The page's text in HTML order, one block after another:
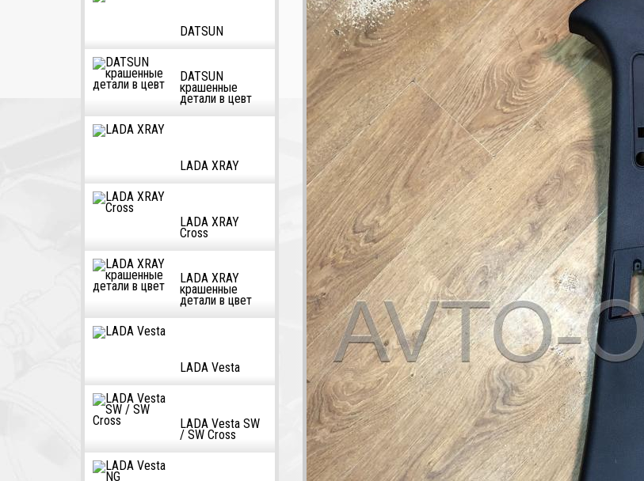
DATSUN
DATSUN
крашенные
детали в цевт
LADA XRAY
LADA XRAY
Cross
LADA XRAY
крашенные
детали в цвет
LADA Vesta
LADA Vesta SW
/ SW Cross